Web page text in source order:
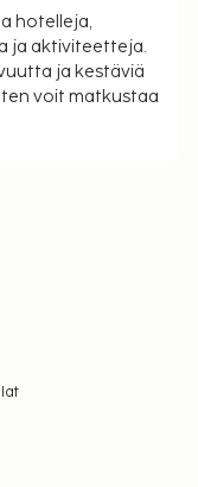
paikan päällä
sisältyä
EUR per
hotelleja,
ja aktiviteetteja.
ja kestäviä
voit matkustaa